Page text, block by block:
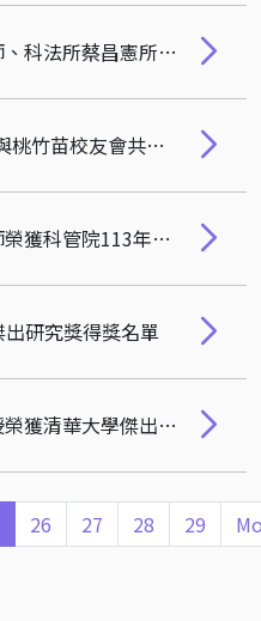
恭賀! 經濟系黃賀寶老師、科法所蔡昌憲所長、服科所雷松亞特聘教授榮獲113年度科管院研究獎
清華大學運動科學中心與桃竹苗校友會共同主辦運動科技論壇『AI X 運動---運動科技與健康的創新融合』
恭賀! 科管所錢克暄老師榮獲科管院113年度新進人員研究獎
研究獎得獎名單
恭賀! 服科所王俊程教授榮獲清華大學傑出導師獎
26 27 28 29